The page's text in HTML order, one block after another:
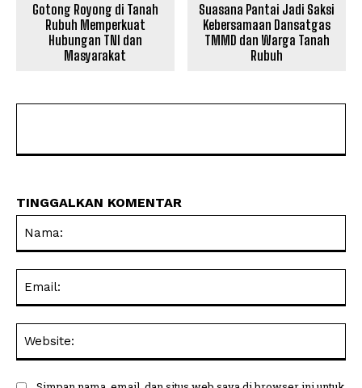
Gotong Royong di Tanah
Rubuh Memperkuat
Hubungan TNI dan
Masyarakat
Suasana Pantai Jadi Saksi
Kebersamaan Dansatgas
TMMD dan Warga Tanah
Rubuh
TINGGALKAN KOMENTAR